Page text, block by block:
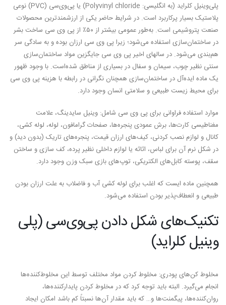
پلی‌وینیل کلراید (به انگلیسی: Polyvinyl chloride) یا پی‌وی‌سی (PVC) نوعی
پلاستیک بسیار پرکاربرد است. در شرایط حاضر یکی از ارزشمندترین محصولات
صنعت پتروشیمی است. به‌طور عمومی بیشتر از ۵۰٪ از پی وی سی ساخت بشر
در ساختمان‌سازی استفاده می‌شود؛ زیرا پی وی سی ارزان بوده و به سادگی سر
هم‌بندی می‌شود. در سالهای اخیر پی وی سی جایگزین مواد ساختمان‌سازی
سنتی نظیر چوب، سیمان و سفال در بسیاری از مناطق شده‌است. با وجود ظهور
یک ماده ایده‌آل در ساختمان‌سازی همچنان نگرانی در رابطه با هزینه پی وی سی
برای محیط زیست طبیعی و سلامتی انسان وجود دارد.
موارد استفاده فراوانی برای پی وی سی شامل: وینیل سایدینگ، علامت
مغناطیسی کارت‌ها، برش عمودی پنجره‌ها، صفحات گرامافون، لوله، لوله کشی،
کانال و لوازم نصب کردنی، کیف‌های ارزان قیمت، پنجره‌های تاریک (بدون دید) و
در شکل نرم آن برای لباس، اثاثه یا لوازم داخلی نظیر پرده، کف سازی و ساختن
سقف، پوسته کابل‌های الکتریکی، توپ‌های بازی سبک وزن وجود دارد.
همچنین ماده ایست که اغلب برای لوله کشی آب و فاضلاب به علت ارزان بودن
طبیعی و انعطاف‌پذیر بودن استفاده می‌شود.
تکنیک‌های شکل دادن پی‌وی‌سی (پلی
وینیل کلراید)
مخلوط کن‌های پودری: مخلوط کردن مواد مختلف توسط این مخلوط‌کننده‌ها
انجام می‌گیرد. البته باید توجه کرد که در مخلوط کردن پایدارکننده‌ها،
روان‌کننده‌ها، پیگمنت‌ها و… که باید مقدار آن‌ها نسبتاً کم باشد امکان ایجاد